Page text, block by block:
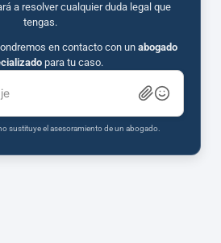
a resolver cualquier duda legal que
tengas.
en contacto con un abogado
para tu caso.
sustituye el asesoramiento de un abogado.